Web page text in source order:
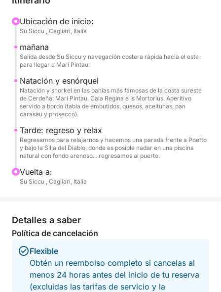
selección de embutidos, quesos, aceitunas y pan
carasau.
A bordo, podrás disfrutar de agua fría, minibar,
prosecco local y patatas fritas para rematar el día.
Ubicación de inicio:
Su Siccu , Cagliari, Italia
mañana
Salida desde Su Siccu y navegación costera rápida hacia el este
para llegar a Mari Pintau.
Natación y esnórquel
Natación y snorkel en las bahías más famosas de la costa sureste
de Cerdeña: Mari Pintau, Cala Regina e Is Mortorius. Aperitivo
servido a bordo (tabla de embutidos, quesos, aceitunas, pan
carasau y prosecco).
Tarde: regreso y relax
Regresamos para relajarnos y hacemos una parada frente a Poetto
y bajo la Silla del Diablo, donde es posible nadar en una piscina
natural con fondo arenoso... regresamos al puerto.
Vuelta a:
Su Siccu , Cagliari, Italia
Detalles a saber
Política de cancelación
Flexible
Obtén un reembolso completo si cancelas al
menos 24 horas antes del inicio de tu reserva
(excluidas las tarifas de servicio y la